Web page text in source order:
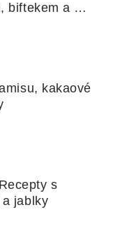
biftekem a
kakaové
s
jablky